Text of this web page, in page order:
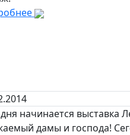
начинается выставка
дамы и господа!